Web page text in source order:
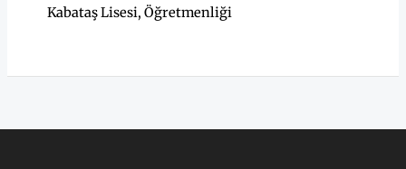
Kabataş Lisesi, Öğretmenliği